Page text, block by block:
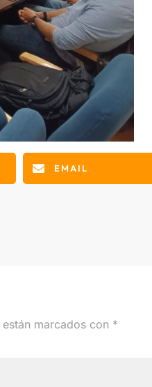
EMAIL
marcados con *